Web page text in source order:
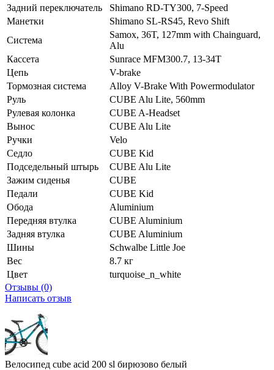
Задний переключатель
Shimano RD-TY300, 7-Speed
Манетки
Shimano SL-RS45, Revo Shift
Система
Samox, 36T, 127mm with Chainguard,
Alu
Кассета
Sunrace MFM300.7, 13-34T
Цепь
V-brake
Тормозная система
Alloy V-Brake With Powermodulator
Руль
CUBE Alu Lite, 560mm
Рулевая колонка
CUBE A-Headset
Вынос
CUBE Alu Lite
Ручки
Velo
Седло
CUBE Kid
Подседельный штырь
CUBE Alu Lite
Зажим сиденья
CUBE
Педали
CUBE Kid
Обода
Aluminium
Передняя втулка
CUBE Aluminium
Задняя втулка
CUBE Aluminium
Шины
Schwalbe Little Joe
Вес
8.7 кг
Цвет
turquoise_n_white
Отзывы (0)
Написать отзыв
Велосипед cube acid 200 sl бирюзово белый